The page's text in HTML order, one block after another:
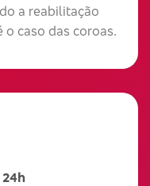
a reabilitação
o caso das coroas.